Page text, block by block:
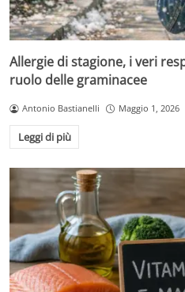
Allergie di stagione, i veri
ruolo delle graminacee
Antonio Bastianelli Maggio 1, 2026
Leggi di più